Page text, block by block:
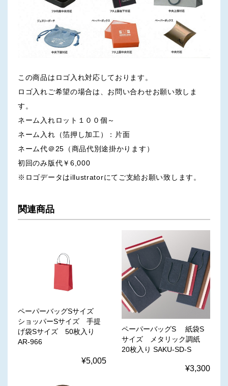
この商品はロゴ入れ対応しております。
ロゴ入れご希望の場合は、お問い合わせお願い致しま
す。
ネーム入れロット１００個～
ネーム入れ（箔押し加工）：片面
ネーム代＠25（商品代別途掛かります）
初回のみ版代￥6,000
※ロゴデータはillustratorにてご支給お願い致します。
関連商品
ペーパーバッグSサイズ
ショッパーSサイズ 手提
げ袋Sサイズ 50枚入り
AR-966
¥5,005
ペーパーバッグS 紙袋S
サイズ メタリック調紙
20枚入り SAKU-SD-S
¥3,300